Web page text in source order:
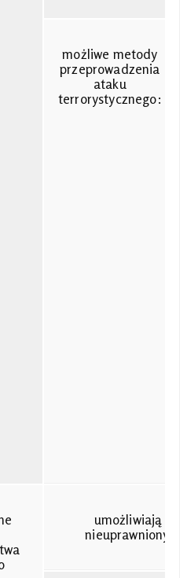
możliwe metody
przeprowadzenia
ataku
terrorystycznego:
umożliwiają